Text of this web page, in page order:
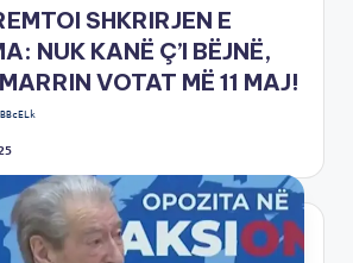
SHKRIRJEN E
NUK KANË Ç’I BËJNË,
VOTAT MË 11 MAJ!